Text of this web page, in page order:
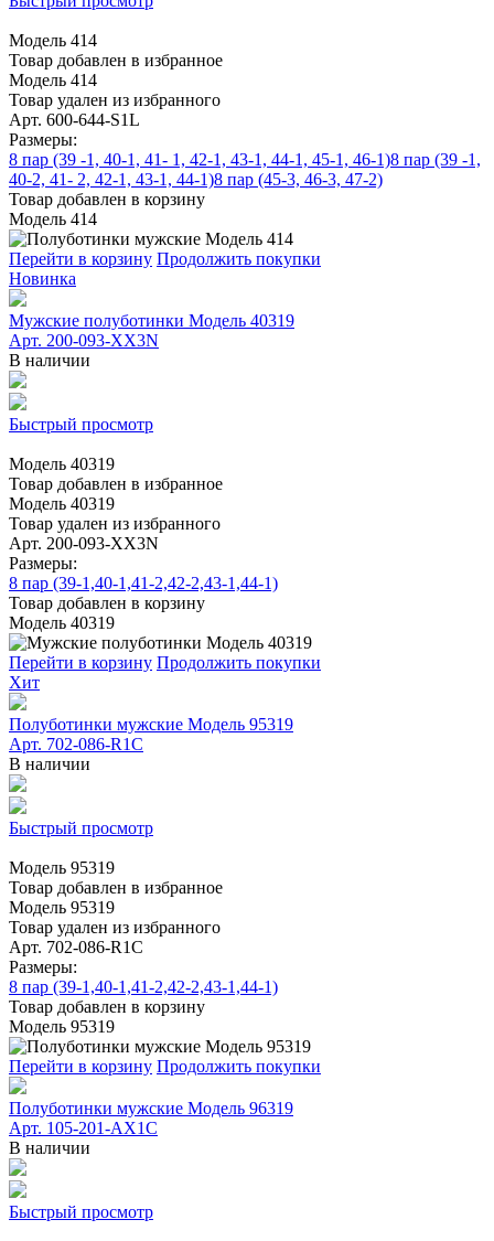
Модель 414
Товар добавлен в избранное
Модель 414
Товар удален из избранного
Арт. 600-644-S1L
Размеры:
8 пар (39 -1, 40-1, 41- 1, 42-1, 43-1, 44-1, 45-1, 46-1)8 пар (39 -1,
40-2, 41- 2, 42-1, 43-1, 44-1)8 пар (45-3, 46-3, 47-2)
Товар добавлен в корзину
Модель 414
Перейти в корзину Продолжить покупки
Новинка
Мужские полуботинки Модель 40319
Арт. 200-093-XX3N
В наличии
Быстрый просмотр
Модель 40319
Товар добавлен в избранное
Модель 40319
Товар удален из избранного
Арт. 200-093-XX3N
Размеры:
8 пар (39-1,40-1,41-2,42-2,43-1,44-1)
Товар добавлен в корзину
Модель 40319
Перейти в корзину Продолжить покупки
Хит
Полуботинки мужские Модель 95319
Арт. 702-086-R1C
В наличии
Быстрый просмотр
Модель 95319
Товар добавлен в избранное
Модель 95319
Товар удален из избранного
Арт. 702-086-R1C
Размеры:
8 пар (39-1,40-1,41-2,42-2,43-1,44-1)
Товар добавлен в корзину
Модель 95319
Перейти в корзину Продолжить покупки
Полуботинки мужские Модель 96319
Арт. 105-201-AX1C
В наличии
Быстрый просмотр